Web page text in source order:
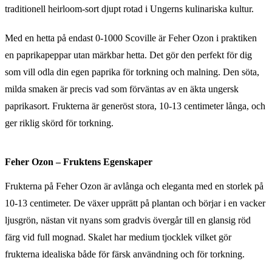
traditionell heirloom-sort djupt rotad i Ungerns kulinariska kultur.
Med en hetta på endast 0-1000 Scoville är Feher Ozon i praktiken
en paprikapeppar utan märkbar hetta. Det gör den perfekt för dig
som vill odla din egen paprika för torkning och malning. Den söta,
milda smaken är precis vad som förväntas av en äkta ungersk
paprikasort. Frukterna är generöst stora, 10-13 centimeter långa, och
ger riklig skörd för torkning.
Feher Ozon – Fruktens Egenskaper
Frukterna på Feher Ozon är avlånga och eleganta med en storlek på
10-13 centimeter. De växer upprätt på plantan och börjar i en vacker
ljusgrön, nästan vit nyans som gradvis övergår till en glansig röd
färg vid full mognad. Skalet har medium tjocklek vilket gör
frukterna idealiska både för färsk användning och för torkning.